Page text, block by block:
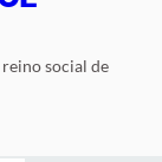
social de